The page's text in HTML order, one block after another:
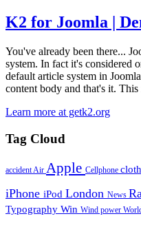
K2 for Joomla |
You've already been there...
system. In fact it's considered
default article system in
content body and that's it.
Learn more at getk2.org
Tag Cloud
accident Air Apple Cellphone
iPhone iPod London News
Typography Win Wind power